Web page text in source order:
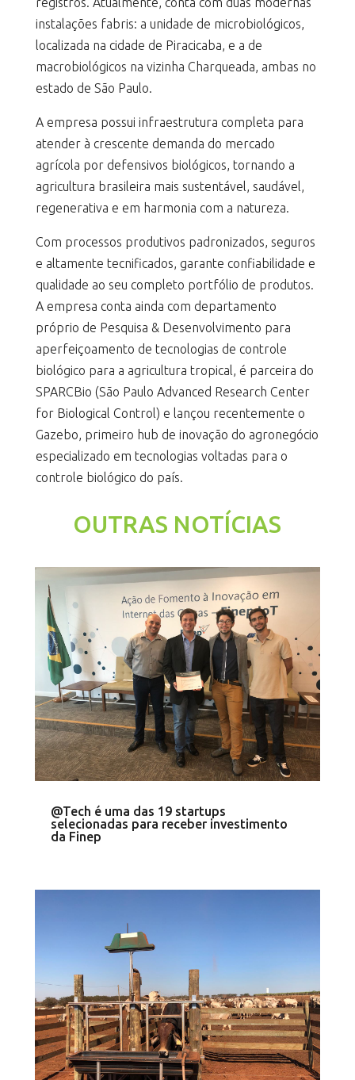
instalações fabris: a unidade de microbiológicos,
localizada na cidade de Piracicaba, e a de
macrobiológicos na vizinha Charqueada, ambas no
estado de São Paulo.
A empresa possui infraestrutura completa para
atender à crescente demanda do mercado
agrícola por defensivos biológicos, tornando a
agricultura brasileira mais sustentável, saudável,
regenerativa e em harmonia com a natureza.
Com processos produtivos padronizados, seguros
e altamente tecnificados, garante confiabilidade e
qualidade ao seu completo portfólio de produtos.
A empresa conta ainda com departamento
próprio de Pesquisa & Desenvolvimento para
aperfeiçoamento de tecnologias de controle
biológico para a agricultura tropical, é parceira do
SPARCBio (São Paulo Advanced Research Center
for Biological Control) e lançou recentemente o
Gazebo, primeiro hub de inovação do agronegócio
especializado em tecnologias voltadas para o
controle biológico do país.
OUTRAS NOTÍCIAS
@Tech é uma das 19 startups
selecionadas para receber investimento
da Finep